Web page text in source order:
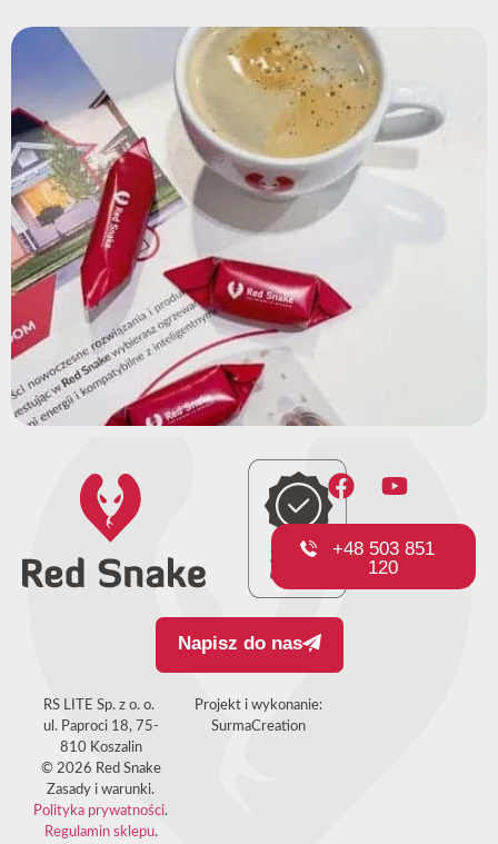
+48 503 851
120
Napisz do nas
RS LITE Sp. z o. o.
ul. Paproci 18, 75-
810 Koszalin
© 2026 Red Snake
Zasady i warunki.
Polityka prywatności.
Regulamin sklepu.
Projekt i wykonanie:
SurmaCreation